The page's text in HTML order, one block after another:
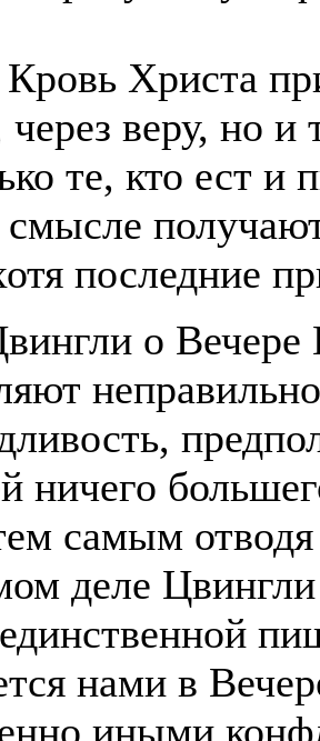
Христа
через веру, но
те, кто ест и
последние
о Вечере
ничего
самым
деле
единственной
нами в
иными